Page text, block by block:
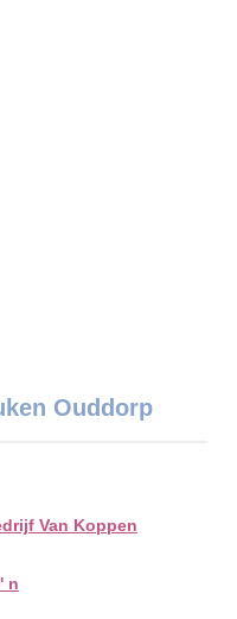
Ouddorp
Van Koppen
n